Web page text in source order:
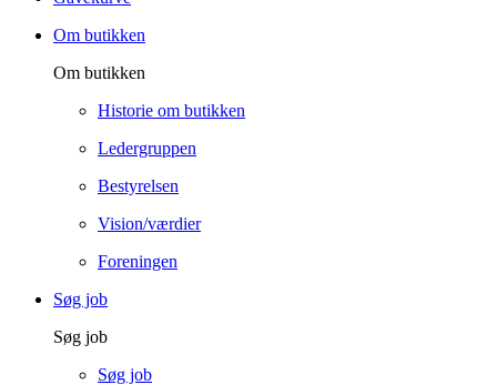
Om butikken
Om butikken
Historie om butikken
Ledergruppen
Bestyrelsen
Vision/værdier
Foreningen
Søg job
Søg job
Søg job